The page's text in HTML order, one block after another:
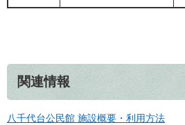
関連情報
八千代台公民館 施設概要・利用方法